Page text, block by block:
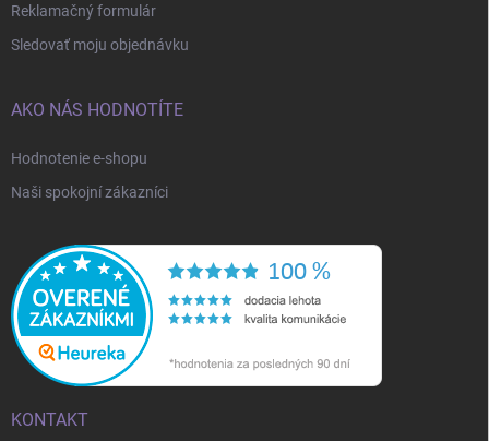
Reklamačný formulár
Sledovať moju objednávku
AKO NÁS HODNOTÍTE
Hodnotenie e-shopu
Naši spokojní zákazníci
KONTAKT